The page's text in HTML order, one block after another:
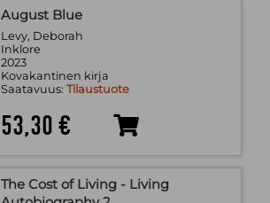
August Blue
Levy, Deborah
Inklore
2023
Kovakantinen kirja
Saatavuus: Tilaustuote
53,30 €
The Cost of Living - Living